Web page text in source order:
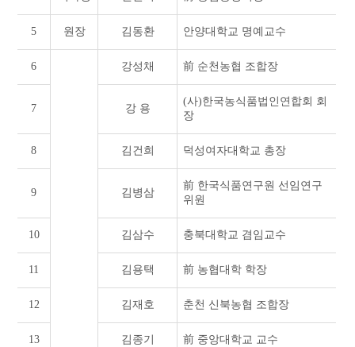
5 원장 김동환 안양대학교 명예교수
6 강성채 前 순천농협 조합장
7 강 용
(사)한국농식품법인연합회 회
장
8 김건희 덕성여자대학교 총장
9 김병삼
前 한국식품연구원 선임연구
위원
10 김삼수 충북대학교 겸임교수
11 김용택 前 농협대학 학장
12 김재호 춘천 신북농협 조합장
13 김종기 前 중앙대학교 교수